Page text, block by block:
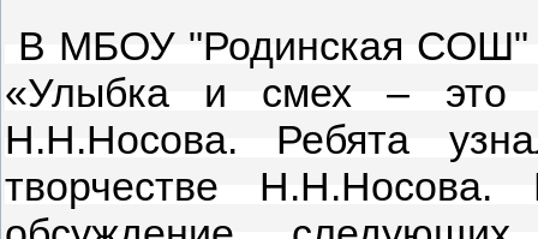
В МБОУ "Родинская СОШ"
«Улыбка и смех – это
Н.Н.Носова. Ребята
творчестве